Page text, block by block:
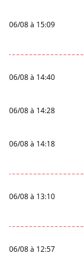
06/08 à 15:09
06/08 à 14:40
06/08 à 14:28
06/08 à 14:18
06/08 à 13:10
06/08 à 12:57